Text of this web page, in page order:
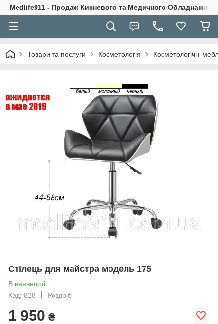
Medlife911 - Продаж Кисневого та Медичного Обладнання
Товари та послуги Косметологія Косметологічні
Стілець для майстра модель 175
В наявності
Код: 828
Роздріб
1 950 ₴